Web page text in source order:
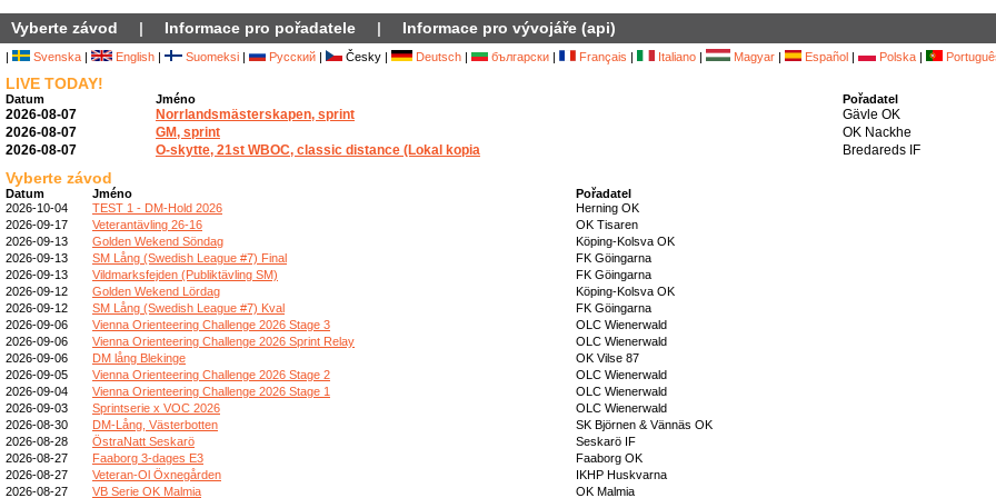
Vyberte závod | Informace pro pořadatele | Informace pro vývojáře (api)
| Svenska | English | Suomeksi | Русский | Česky | Deutsch | български | Français | Italiano | Magyar | Español | Polska |
LIVE TODAY!
Datum Jméno Pořadatel
2026-08-07 Norrlandsmästerskapen, sprint
Gävle OK
2026-08-07
GM, sprint
OK Nackhe
2026-08-07
O-skytte, 21st WBOC, classic distance (Lokal kopia Bredareds IF
Vyberte závod
Datum Jméno
Pořadatel
2026-10-04
TEST 1 - DM-Hold 2026
Herning OK
2026-09-17
Veterantävling 26-16
OK Tisaren
2026-09-13
Golden Wekend Söndag
Köping-Kolsva OK
2026-09-13
SM Lång (Swedish League #7) Final
FK Göingarna
2026-09-13
Vildmarksfejden (Publiktävling SM)
FK Göingarna
2026-09-12
Golden Wekend Lördag
Köping-Kolsva OK
2026-09-12
SM Lång (Swedish League #7) Kval
FK Göingarna
2026-09-06
Vienna Orienteering Challenge 2026 Stage 3
OLC Wienerwald
2026-09-06
Vienna Orienteering Challenge 2026 Sprint Relay
OLC Wienerwald
2026-09-06
DM lång Blekinge
OK Vilse 87
2026-09-05
Vienna Orienteering Challenge 2026 Stage 2
OLC Wienerwald
2026-09-04
Vienna Orienteering Challenge 2026 Stage 1
OLC Wienerwald
2026-09-03
Sprintserie x VOC 2026
OLC Wienerwald
2026-08-30
DM-Lång, Västerbotten
SK Björnen & Vännäs OK
2026-08-28
ÖstraNatt Seskarö
Seskarö IF
2026-08-27
Faaborg 3-dages E3
Faaborg OK
2026-08-27
Veteran-Ol Öxnegården
IKHP Huskvarna
2026-08-27
VB Serie OK Malmia OK Malmia